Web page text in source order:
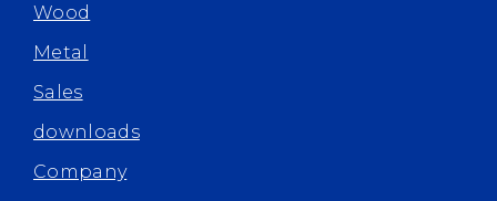
Wood
Metal
Sales
downloads
Company